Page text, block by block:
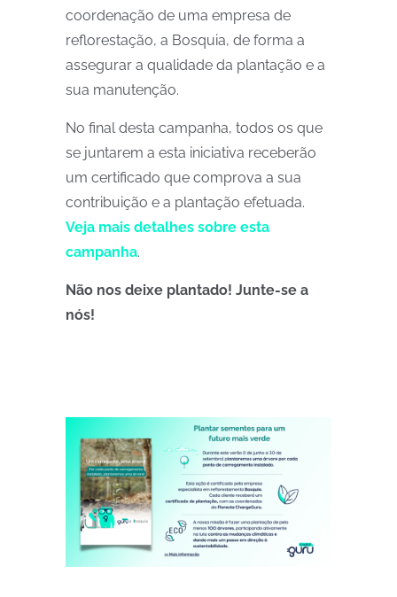
coordenação de uma empresa de
reflorestação, a Bosquia, de forma a
assegurar a qualidade da plantação e a
sua manutenção.
No final desta campanha, todos os que
se juntarem a esta iniciativa receberão
um certificado que comprova a sua
contribuição e a plantação efetuada.
Veja mais detalhes sobre esta
campanha.
Não nos deixe plantado! Junte-se a
nós!